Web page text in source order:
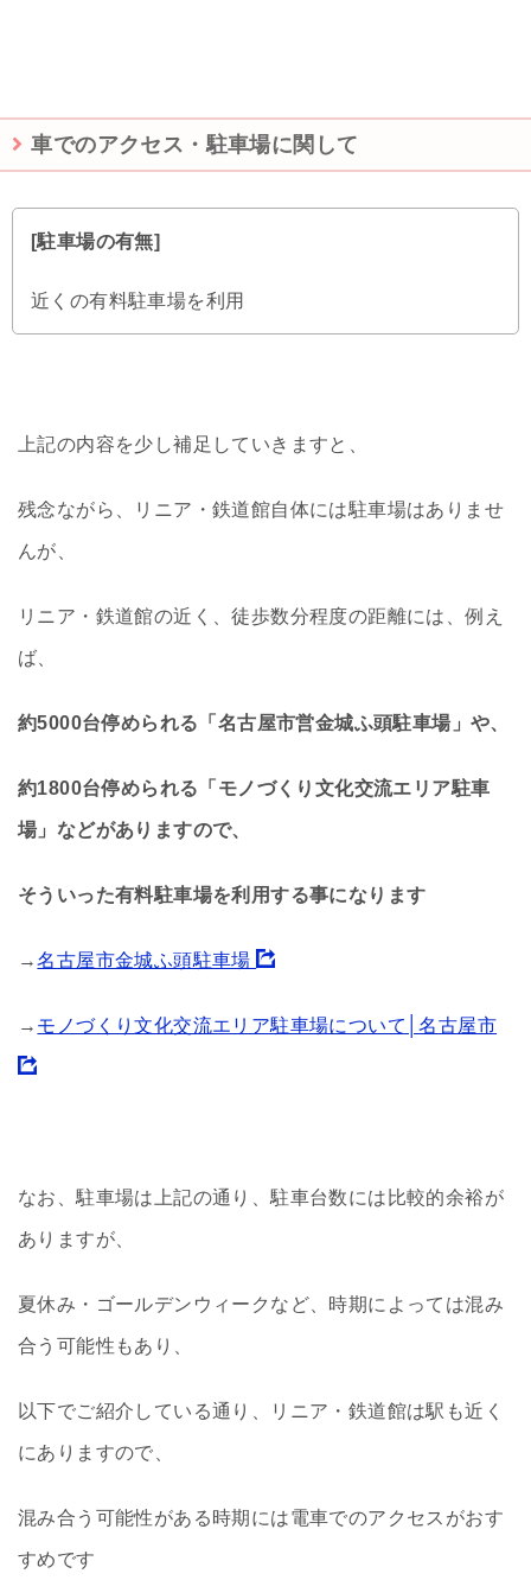
車でのアクセス・駐車場に関して
[駐車場の有無]
近くの有料駐車場を利用
上記の内容を少し補足していきますと、
残念ながら、リニア・鉄道館自体には駐車場はありませ
んが、
リニア・鉄道館の近く、徒歩数分程度の距離には、例え
ば、
約5000台停められる「名古屋市営金城ふ頭駐車場」や、
約1800台停められる「モノづくり文化交流エリア駐車
場」などがありますので、
そういった有料駐車場を利用する事になります
→名古屋市金城ふ頭駐車場
→ モノづくり文化交流エリア駐車場について│名古屋市
なお、駐車場は上記の通り、駐車台数には比較的余裕が
ありますが、
夏休み・ゴールデンウィークなど、時期によっては混み
合う可能性もあり、
以下でご紹介している通り、リニア・鉄道館は駅も近く
にありますので、
混み合う可能性がある時期には電車でのアクセスがおす
すめです